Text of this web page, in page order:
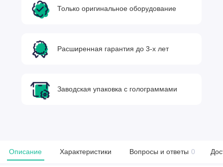
Только оригинальное оборудование
Расширенная гарантия до 3-х лет
Заводская упаковка с голограммами
Описание Характеристики Вопросы и ответы 0